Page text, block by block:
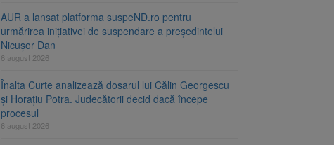
AUR a lansat platforma suspeND.ro pentru
urmărirea inițiativei de suspendare a președintelui
Nicușor Dan
6 august 2026
Înalta Curte analizează dosarul lui Călin Georgescu
și Horațiu Potra. Judecătorii decid dacă începe
procesul
6 august 2026